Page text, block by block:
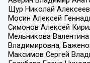
Щур Николай
Мосин Алексей
Симонов Алексей
Мельникова
Владимировна,
Максимов Сергей